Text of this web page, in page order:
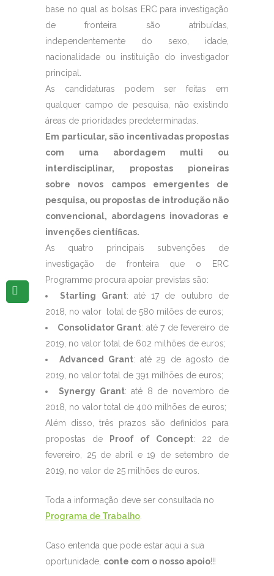
base no qual as bolsas ERC para investigação
de fronteira são atribuídas,
independentemente do sexo, idade,
nacionalidade ou instituição do investigador
principal.
As candidaturas podem ser feitas em
qualquer campo de pesquisa, não existindo
áreas de prioridades predeterminadas.
Em particular, são incentivadas propostas
com uma abordagem multi ou
interdisciplinar, propostas pioneiras
sobre novos campos emergentes de
pesquisa, ou propostas de introdução não
convencional, abordagens inovadoras e
invenções científicas.
As quatro principais subvenções de
investigação de fronteira que o ERC
Programme procura apoiar previstas são:
Starting Grant: até 17 de outubro de
2018, no valor total de 580 milões de euros;
Consolidator Grant: até 7 de fevereiro de
2019, no valor total de 602 milhões de euros;
Advanced Grant: até 29 de agosto de
2019, no valor total de 391 milhões de euros;
Synergy Grant: até 8 de novembro de
2018, no valor total de 400 milhões de euros;
Além disso, três prazos são definidos para
propostas de
Proof of Concept: 22 de
fevereiro, 25 de abril e 19 de setembro de
2019, no valor de 25 milhões de euros.
Toda a informação deve ser consultada no
Programa de Trabalho
Caso entenda que pode estar aqui a sua
oportunidade, conte com o nosso apoio!!!